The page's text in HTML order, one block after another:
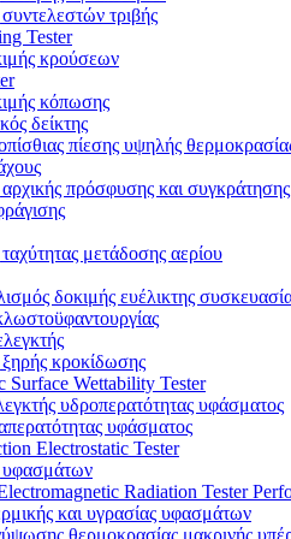
τριβής
Tester
κρούσεων
κόπωσης
δείκτης
πίεσης υψηλής
πρόσφυσης και συγκράτησης
μετάδοσης αερίου
δοκιμής ευέλικτης
κροκίδωσης
Surface Wettability Tester
υδροπερατότητας υφάσματος
υφάσματος
Electrostatic Tester
υφασμάτων
Radiation Tester
και υγρασίας υφασμάτων
θερμοκρασίας μακρινής